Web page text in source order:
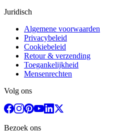
Juridisch
Algemene voorwaarden
Privacybeleid
Cookiebeleid
Retour & verzending
Toegankelijkheid
Mensenrechten
Volg ons
Bezoek ons